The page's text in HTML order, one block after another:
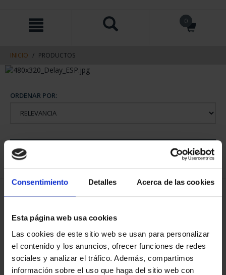
Consentimiento Detalles Acerca de las cookies
Esta página web usa cookies
Las cookies de este sitio web se usan para personalizar
el contenido y los anuncios, ofrecer funciones de redes
sociales y analizar el tráfico. Además, compartimos
información sobre el uso que haga del sitio web con
contenido
navegacin
0
INICIO PRODUCTOS
ORDENAR POR:
1 Productos encontrados